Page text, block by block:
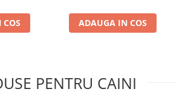
ADAUGA IN COS
PENTRU CAINI